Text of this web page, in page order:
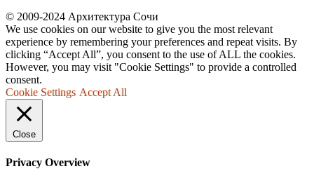
© 2009-2024 Архитектура Сочи
We use cookies on our website to give you the most relevant
experience by remembering your preferences and repeat visits. By
clicking “Accept All”, you consent to the use of ALL the cookies.
However, you may visit "Cookie Settings" to provide a controlled
consent.
Cookie Settings Accept All
Close
Privacy Overview